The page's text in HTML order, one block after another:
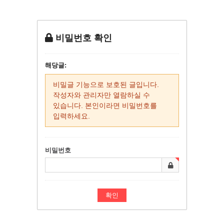
비밀번호 확인
해당글:
비밀글 기능으로 보호된 글입니다.
작성자와 관리자만 열람하실 수
있습니다. 본인이라면 비밀번호를
입력하세요.
비밀번호